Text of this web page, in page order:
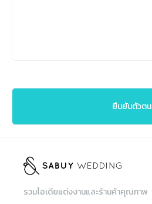
ยืนยันตัวตน
รวมไอเดียแต่งงานและร้านค้าคุณภาพ